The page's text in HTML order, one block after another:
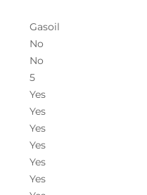
Gasoil
No
No
5
Yes
Yes
Yes
Yes
Yes
Yes